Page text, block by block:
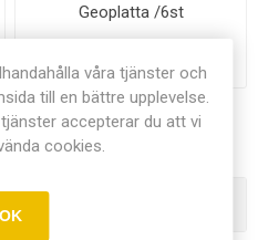
Geoplatta /6st
165,00 kr exkl moms
våra tjänster och
till en bättre upplevelse.
accepterar du att vi
cookies.
OK